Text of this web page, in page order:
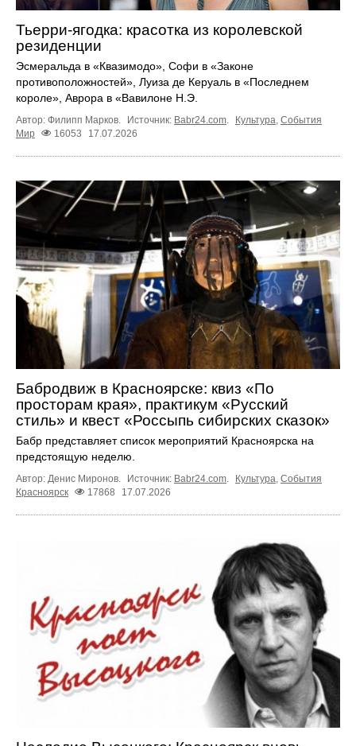
Тьерри-ягодка: красотка из королевской
резиденции
Эсмеральда в «Квазимодо», Софи в «Законе
противоположностей», Луиза де Керуаль в «Последнем
короле», Аврора в «Вавилоне Н.Э.
Автор: Филипп Марков. Источник: Babr24.com. Культура, События
Мир
16053 17.07.2026
Бабродвиж в Красноярске: квиз «По
просторам края», практикум «Русский
стиль» и квест «Россыпь сибирских сказок»
Бабр представляет список мероприятий Красноярска на
предстоящую неделю.
Автор: Денис Миронов. Источник: Babr24.com. Культура, События
Красноярск
17868 17.07.2026